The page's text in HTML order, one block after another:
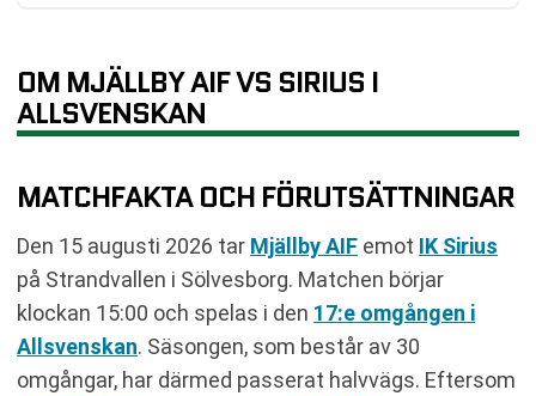
SENASTE RESULTAT MJÄLLBY AIF
SENASTE RESULTAT SIRIUS
RESULTAT INBÖRDES MÖTEN
KOMMANDE MATCHER MJÄLLBY AIF
KOMMANDE MATCHER SIRIUS
RELATERADE NYHETER
OM MJÄLLBY AIF VS SIRIUS I
ALLSVENSKAN
MATCHFAKTA OCH FÖRUTSÄTTNINGAR
Den 15 augusti 2026 tar Mjällby AIF emot IK Sirius
på Strandvallen i Sölvesborg. Matchen börjar
klockan 15:00 och spelas i den 17:e omgången i
Allsvenskan. Säsongen, som består av 30
omgångar, har därmed passerat halvvägs. Eftersom